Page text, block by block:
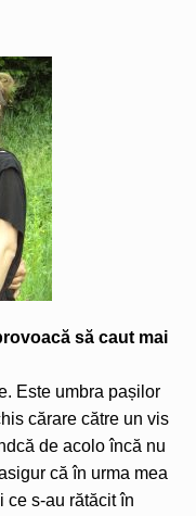
să caut mai
Este umbra pașilor
cărare către un vis
de acolo încă nu
că în urma mea
ce s-au rătăcit în